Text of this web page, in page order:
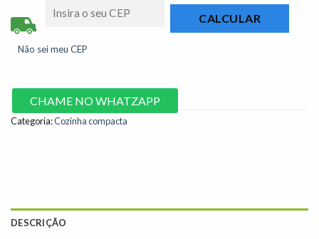
Não sei meu CEP
CHAME NO WHATZAPP
Categoria:Cozinha compacta
DESCRIÇÃO